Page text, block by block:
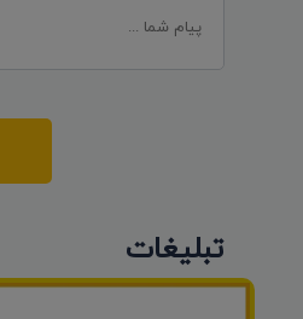
تبلیغات